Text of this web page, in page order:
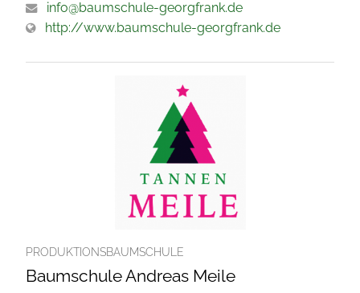
info@baumschule-georgfrank.de
http://www.baumschule-georgfrank.de
PRODUKTIONSBAUMSCHULE
Baumschule Andreas Meile